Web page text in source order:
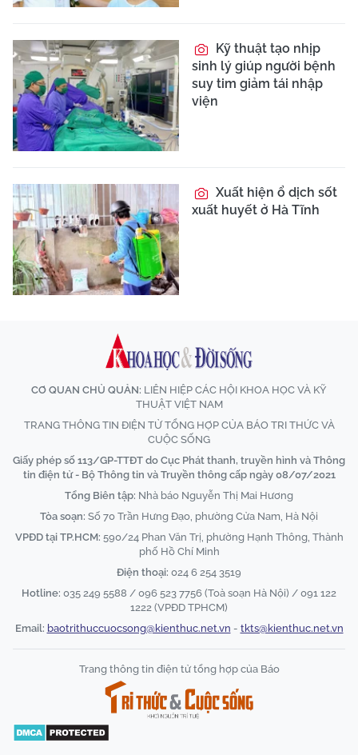
Kỹ thuật tạo nhịp
sinh lý giúp người bệnh
suy tim giảm tái nhập
viện
Xuất hiện ổ dịch sốt
xuất huyết ở Hà Tĩnh
CƠ QUAN CHỦ QUẢN: LIÊN HIỆP CÁC HỘI KHOA HỌC VÀ KỸ
THUẬT VIỆT NAM
TRANG THÔNG TIN ĐIỆN TỬ TỔNG HỢP CỦA BÁO TRI THỨC VÀ
CUỘC SỐNG
Giấy phép số 113/GP-TTĐT do Cục Phát thanh, truyền hình và Thông
tin điện tử - Bộ Thông tin và Truyền thông cấp ngày 08/07/2021
Tổng Biên tập: Nhà báo Nguyễn Thị Mai Hương
Tòa soạn: Số 70 Trần Hưng Đạo, phường Cửa Nam, Hà Nội
VPĐD tại TP.HCM: 590/24 Phan Văn Trị, phường Hạnh Thông, Thành
phố Hồ Chí Minh
Điện thoại: 024 6 254 3519
Hotline: 035 249 5588 / 096 523 7756 (Toà soạn Hà Nội) / 091 122
1222 (VPĐD TPHCM)
Email: baotrithuccuocsong@kienthuc.net.vn - tkts@kienthuc.net.vn
Trang thông tin điện tử tổng hợp của Báo